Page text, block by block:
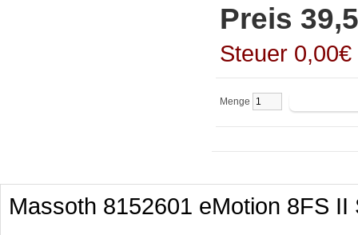
Preis
Steuer 0,00€
Menge
Massoth 8152601 eMotion 8FS